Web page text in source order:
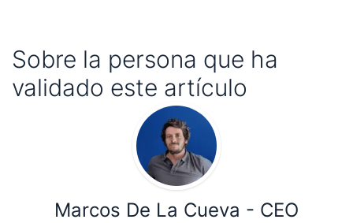
Sobre la persona que ha
validado este artículo
Marcos De La Cueva - CEO